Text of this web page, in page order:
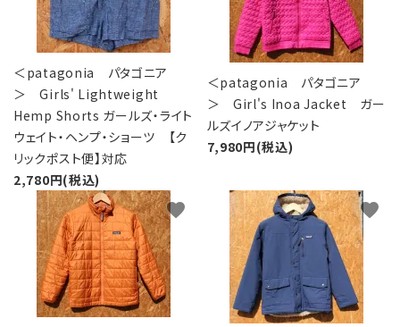
＜patagonia パタゴニア
＞ Girls' Lightweight
Hemp Shorts ガールズ・ライト
ウェイト・ヘンプ・ショーツ 【ク
リックポスト便】対応
2,780円(税込)
＜patagonia パタゴニア
＞ Girl's Inoa Jacket ガー
ルズイノアジャケット
7,980円(税込)
favorite favorite